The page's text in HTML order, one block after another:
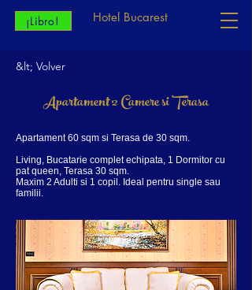
Hotel Bucarest
¡Libro!
&lt; Volver
Apartament 2 Camere si Terasa
Apartament 60 sqm si Terasa de 30 sqm.
Living, Bucatarie complet echipata, 1 Dormitor cu
pat queen, Terasa 30 sqm.
Maxim 2 Adulti si 1 copil. Ideal pentru single sau
familii.